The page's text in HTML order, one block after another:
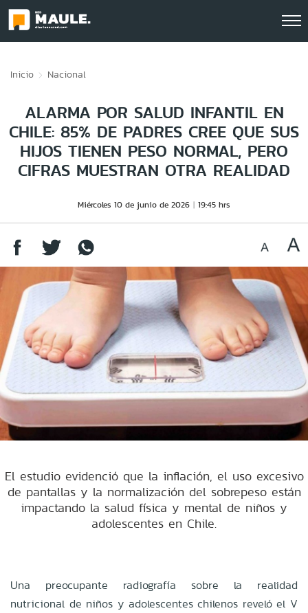
Inicio Nacional
ALARMA POR SALUD INFANTIL EN
CHILE: 85% DE PADRES CREE QUE SUS
HIJOS TIENEN PESO NORMAL, PERO
CIFRAS MUESTRAN OTRA REALIDAD
Miércoles 10 de junio de 2026 19:45 hrs
El estudio evidenció que la inflación, el uso excesivo
de pantallas y la normalización del sobrepeso están
impactando la salud física y mental de niños y
adolescentes en Chile.
Una preocupante radiografía sobre la realidad
nutricional de niños y adolescentes chilenos reveló el V